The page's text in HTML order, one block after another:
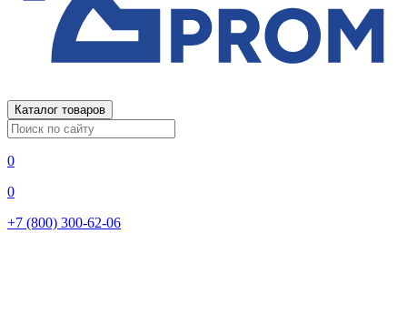
Каталог товаров
0
0
+7 (800) 300-62-06